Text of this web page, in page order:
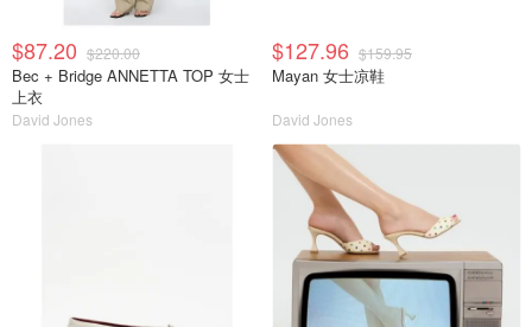
$87.20 $220.00
Bec + Bridge ANNETTA TOP 女士
上衣
David Jones
$127.96 $159.95
Mayan 女士凉鞋
David Jones